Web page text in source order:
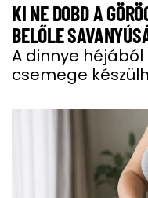
KI NE DOBD A
BELŐLE
A dinnye
csemege